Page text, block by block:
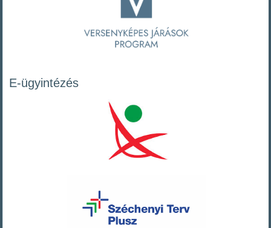
E-ügyintézés